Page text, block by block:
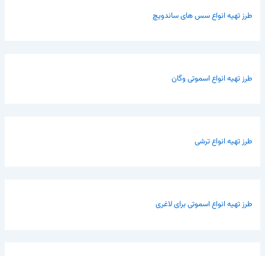
طرز تهیه انواع سس های ساندویچ
طرز تهیه انواع اسموتی وگان
طرز تهیه انواع ترشی
طرز تهیه انواع اسموتی برای لاغری